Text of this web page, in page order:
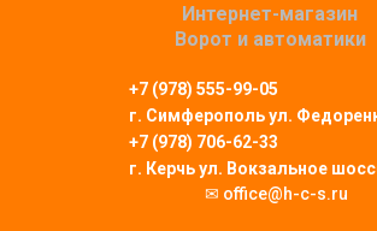
Интернет-магазин
Ворот и автоматики
+7 (978) 555-99-05
г. Симферопольул.
+7 (978) 706-62-33
г. Керчь ул. Вокзальное
✉ office@h-c-s.ru